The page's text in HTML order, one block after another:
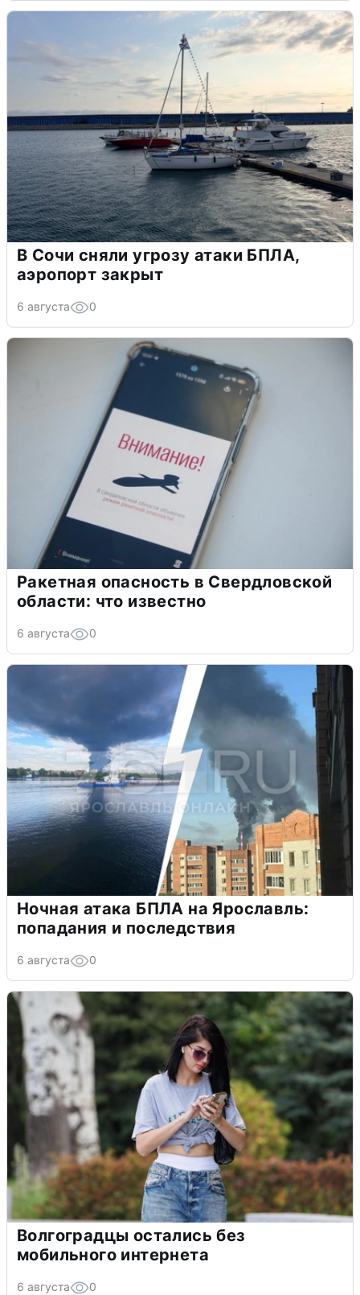
В Сочи сняли угрозу атаки БПЛА,
аэропорт закрыт
6 августа 0
Ракетная опасность в Свердловской
области: что известно
6 августа 0
Ночная атака БПЛА на Ярославль:
попадания и последствия
6 августа 0
Волгоградцы остались без
мобильного интернета
6 августа 0